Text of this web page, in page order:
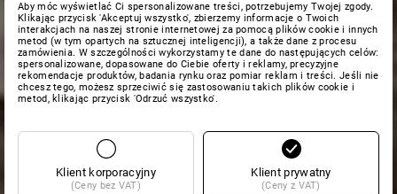
Aby móc wyświetlać Ci spersonalizowane treści, potrzebujemy Twojej zgody.
Klikając przycisk 'Akceptuj wszystko', zbierzemy informacje o Twoich
interakcjach na naszej stronie internetowej za pomocą plików cookie i innych
metod (w tym opartych na sztucznej inteligencji), a także dane z procesu
zamówienia. W szczególności wykorzystamy te dane do następujących celów:
spersonalizowane, dopasowane do Ciebie oferty i reklamy, precyzyjne
rekomendacje produktów, badania rynku oraz pomiar reklam i treści. Jeśli nie
chcesz tego, możesz sprzeciwić się zastosowaniu takich plików cookie i
metod, klikając przycisk 'Odrzuć wszystko'.
Klient korporacyjny
(Ceny bez VAT)
Klient prywatny
(Ceny z VAT)